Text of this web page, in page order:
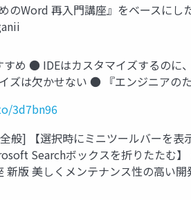
のWord 再入門講座』をベースに
め ● IDEはカスタマイズするのに
ズは欠かせない ● 『エンジニアの
3d7bn96
般] 【選択時にミニツールバーを
Searchボックスを折りたたむ
新版 美しくメンテナンス性の高い